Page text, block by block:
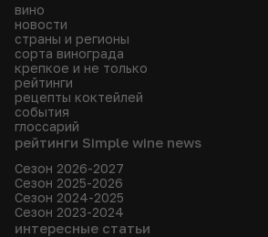
вино
новости
страны и регионы
сорта винограда
крепкое и не только
рейтинги
рецепты коктейлей
события
глоссарий
рейтинги Simple wine news
Сезон 2026-2027
Сезон 2025-2026
Сезон 2024-2025
Сезон 2023-2024
интересные статьи